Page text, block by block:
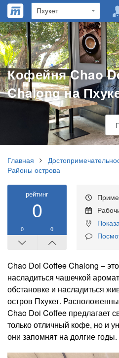
Кофейня Chao
Chalong на
Главная
Районы острова
рейтинг
0
0 0
Chao Doi Coffee Chalong ‒
насладиться чашечкой
обстановке и насладиться
остров Пхукет.
Chao Doi Coffee предлагает
только отличный кофе, но и
они запомнят на долгие годы.